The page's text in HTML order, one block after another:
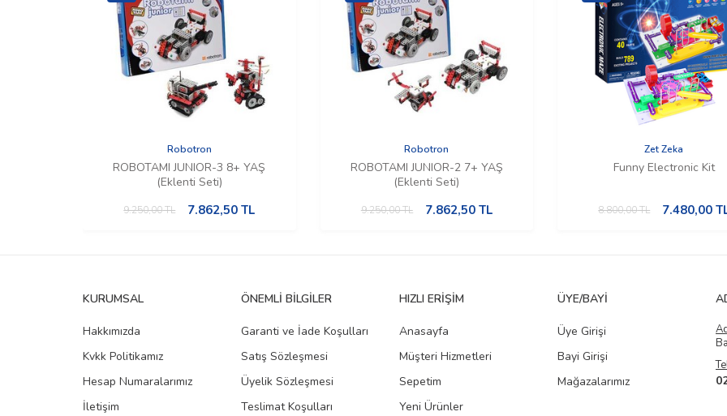
Robotron
ROBOTAMI JUNIOR-3 8+ YAŞ
(Eklenti Seti)
9.250,00TL 7.862,50 TL
Robotron
ROBOTAMI JUNIOR-2 7+ YAŞ
(Eklenti Seti)
9.250,00TL 7.862,50TL
Zet Zeka
Funny Electronic Kit
8.800,00TL 7.480,00
KURUMSAL
Hakkımızda
Kvkk Politikamız
Hesap Numaralarımız
İletişim
ÖNEMLI BILGILER
Garanti ve İade Koşulları
Satış Sözleşmesi
Üyelik Sözleşmesi
Teslimat Koşulları
HIZLI ERIŞIM
Anasayfa
Müşteri Hizmetleri
Sepetim
Yeni Ürünler
ÜYE/BAYI
Üye Girişi
Bayi Girişi
Mağazalarımız